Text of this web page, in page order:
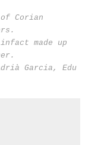
of Corian
infact made ​​up
.
Garcia,
Edu